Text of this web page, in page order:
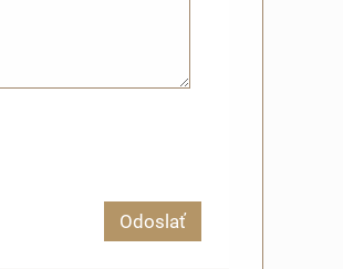
Odoslať